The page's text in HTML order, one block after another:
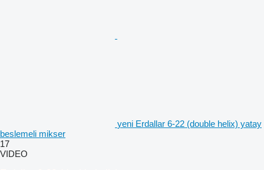
yeni Erdallar 6-22 (double helix) yatay
beslemeli mikser
17
VIDEO